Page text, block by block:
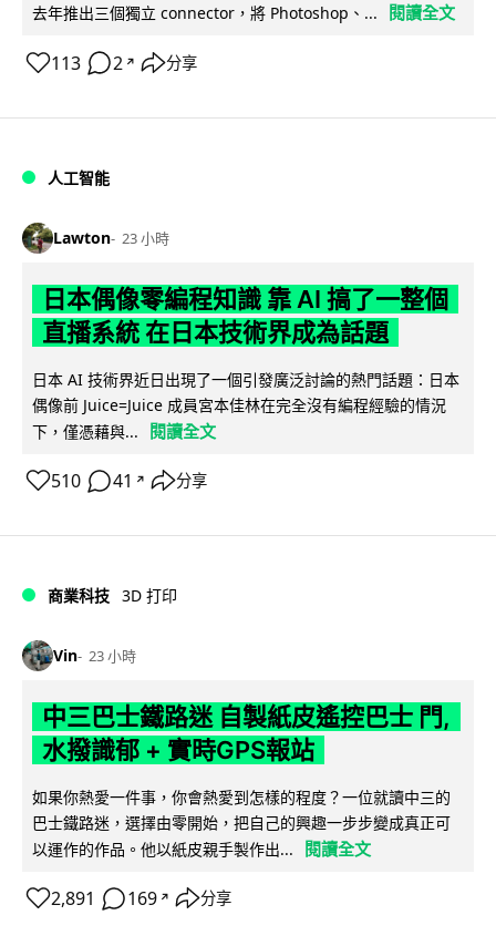
去年推出三個獨立 connector，將 Photoshop、...
閱讀全文
113 2 ↗ 分享
人工智能
Lawton 23 小時
日本偶像零編程知識 靠 AI 搞了一整個
直播系統 在日本技術界成為話題
日本 AI 技術界近日出現了一個引發廣泛討論的熱門話題：日本
偶像前 Juice=Juice 成員宮本佳林在完全沒有編程經驗的情況
下，僅憑藉與...
閱讀全文
510 41 ↗ 分享
商業科技 3D 打印
Vin 23 小時
中三巴士鐵路迷 自製紙皮遙控巴士 門,
水撥識郁 + 實時GPS報站
如果你熱愛一件事，你會熱愛到怎樣的程度？一位就讀中三的
巴士鐵路迷，選擇由零開始，把自己的興趣一步步變成真正可
以運作的作品。他以紙皮親手製作出...
閱讀全文
2,891 169 ↗ 分享